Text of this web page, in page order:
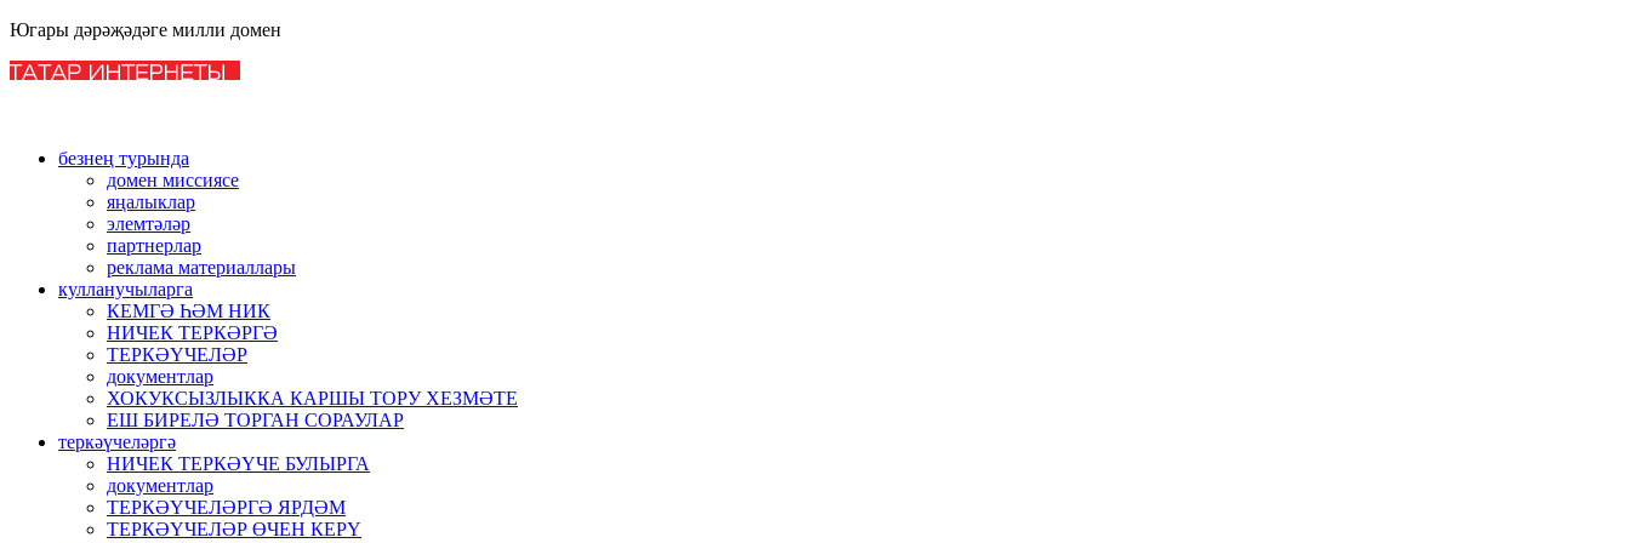
Югары дәрәҗәдәге милли домен
безнең турында
домен миссиясе
яңалыклар
элемтәләр
партнерлар
реклама материаллары
кулланучыларга
КЕМГӘ ҺӘМ НИК
НИЧЕК ТЕРКӘРГӘ
ТЕРКӘҮЧЕЛӘР
документлар
ХОКУКСЫЗЛЫККА КАРШЫ ТОРУ ХЕЗМӘТЕ
ЕШ БИРЕЛӘ ТОРГАН СОРАУЛАР
теркәүчеләргә
НИЧЕК ТЕРКӘҮЧЕ БУЛЫРГА
документлар
ТЕРКӘҮЧЕЛӘРГӘ ЯРДӘМ
ТЕРКӘҮЧЕЛӘР ӨЧЕН КЕРҮ